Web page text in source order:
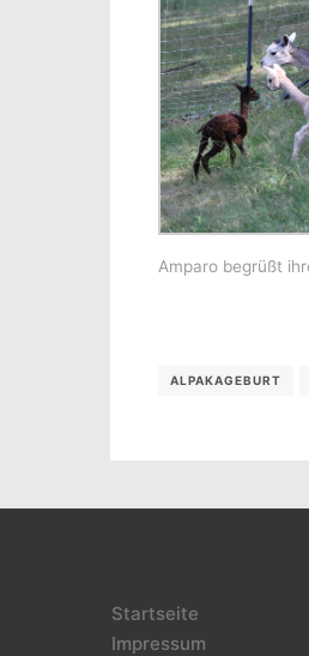
Amparo begrüßt
ALPAKAGEBURT
Startseite
Impressum